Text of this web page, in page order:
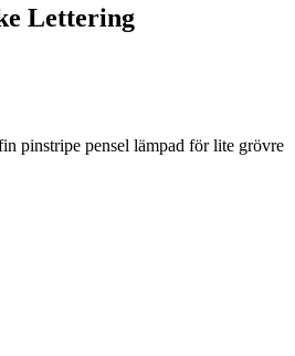
Lettering
pinstripe pensel lämpad för lite grövre